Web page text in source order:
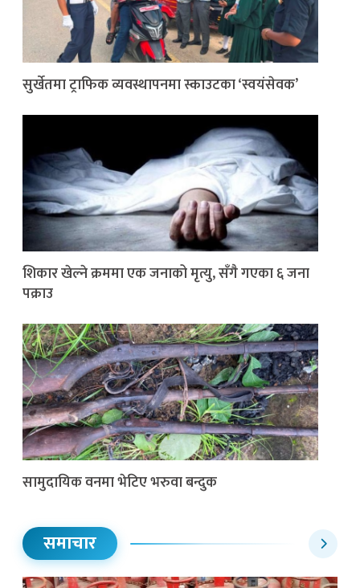
सुर्खेतमा ट्राफिक व्यवस्थापनमा स्काउटका ‘स्वयंसेवक’
शिकार खेल्ने क्रममा एक जनाको मृत्यु, सँगै गएका ६ जना
पक्राउ
सामुदायिक वनमा भेटिए भरुवा बन्दुक
समाचार